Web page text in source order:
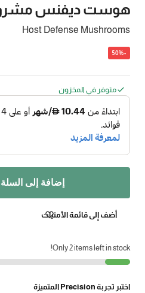
هوست ديفنس
Host Defense Mushrooms
-50%
متوفر في المخزون
إضافة إلى السلة
أضف إلى قائمة الأمنيات
Only 2 items left in stock!
اختبر تجربة Precision المتميزة